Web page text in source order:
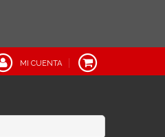
MI CUENTA